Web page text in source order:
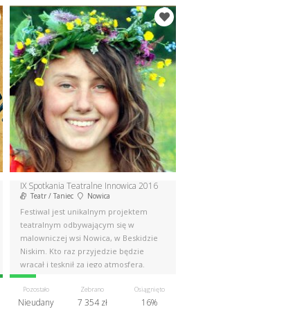
IX Spotkania Teatralne Innowica 2016
Teatr / Taniec Nowica
Festiwal jest unikalnym projektem
teatralnym odbywającym się w
malowniczej wsi Nowica, w Beskidzie
Niskim. Kto raz przyjedzie będzie
wracał i tęsknił za jego atmosferą.
Pozostało
Nieudany
Zebrano
7 354 zł
Osiągnięto
16%